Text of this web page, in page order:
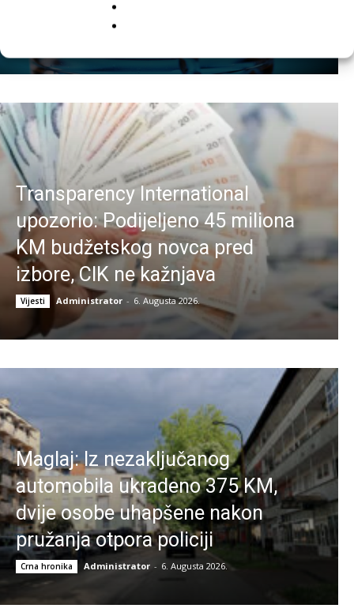
Transparency International
upozorio: Podijeljeno 45 miliona
KM budžetskog novca pred
izbore, CIK ne kažnjava
Vijesti Administrator - 6. Augusta 2026.
Maglaj: Iz nezaključanog
automobila ukradeno 375 KM,
dvije osobe uhapšene nakon
pružanja otpora policiji
Crna hronika Administrator - 6. Augusta 2026.